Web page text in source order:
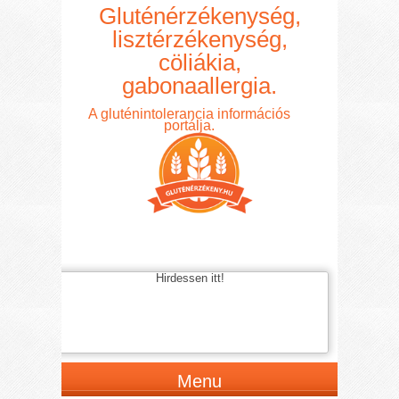
Gluténérzékenység,
lisztérzékenység,
cöliákia,
gabonaallergia.
A gluténintolerancia információs
portálja.
Hirdessen itt!
Menu